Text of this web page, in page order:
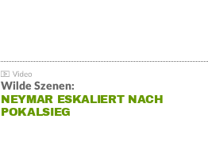
Wilde Szenen:
NEYMAR ESKALIERT NACH
POKALSIEG